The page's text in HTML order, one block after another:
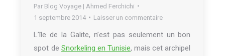
Par Blog Voyage | Ahmed Ferchichi
1 septembre 2014
Laisser un commentaire
L’île de la Galite, n’est pas seulement un bon
spot de Snorkeling en Tunisie, mais cet archipel